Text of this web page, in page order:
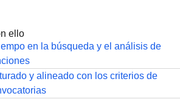
ello
en la búsqueda y el análisis de
y alineado con los criterios de